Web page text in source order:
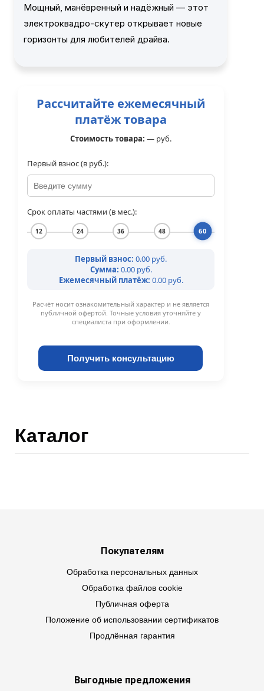
Мощный, манёвренный и надёжный — этот
электроквадро-скутер открывает новые
горизонты для любителей драйва.
Получить консультацию
Рассчитайте ежемесячный
платёж товара
Стоимость товара: — руб.
Первый взнос (в руб.):
Срок оплаты частями (в мес.):
12 24 36 48 60
Первый взнос: 0.00 руб.
Сумма: 0.00 руб.
Ежемесячный платёж: 0.00 руб.
Расчёт носит ознакомительный характер и не является
публичной офертой. Точные условия уточняйте у
специалиста при оформлении.
Каталог
Покупателям
Обработка персональных данных
Обработка файлов cookie
Публичная оферта
Положение об использовании сертификатов
Продлённая гарантия
Выгодные предложения